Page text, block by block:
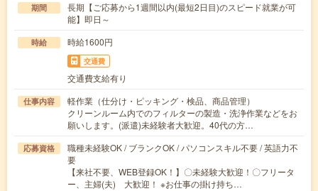
期間
長期【ご応募から1週間以内(最短2日目)のスピード就業が可
能】即日～
時給 時給1600円
交通費
交通費支給有り
仕事内容
軽作業（仕分け・ピッキング・検品、商品管理）
クリーンルーム内でのフィルターの製造・洗浄作業などをお
願いします。(派遣)未経験者大歓迎。40代の方…
応募資格
職種未経験OK / ブランクOK / パソコンスキル不要 / 英語力不
要
【来社不要、WEB登録OK！】〇未経験大歓迎！〇フリータ
ー、主婦(夫) 大歓迎！ ※お仕事の掛け持ち…